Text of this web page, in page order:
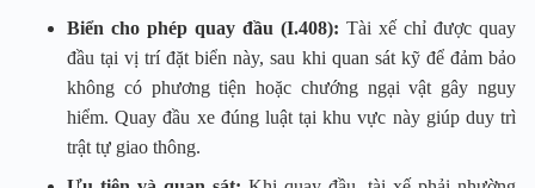
Biển cho phép quay đầu (I.408): Tài xế chỉ được quay
đầu tại vị trí đặt biển này, sau khi quan sát kỹ để đảm bảo
không có phương tiện hoặc chướng ngại vật gây nguy
hiểm. Quay đầu xe đúng luật tại khu vực này giúp duy trì
trật tự giao thông.